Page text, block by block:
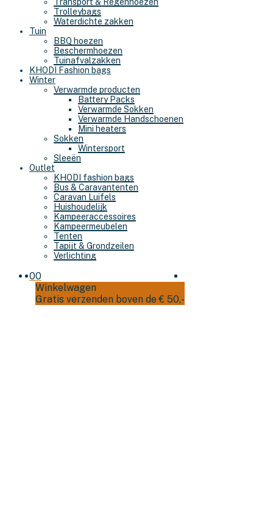
Trolleybags
Waterdichte zakken
Tuin
BBQ hoezen
Beschermhoezen
Tuinafvalzakken
KHODI Fashion bags
Winter
Verwarmde producten
Battery Packs
Verwarmde Sokken
Verwarmde Handschoenen
Mini heaters
Sokken
Wintersport
Sleeën
Outlet
KHODI fashion bags
Bus & Caravantenten
Caravan Luifels
Huishoudelijk
Kampeeraccessoires
Kampeermeubelen
Tenten
Tapijt & Grondzeilen
Verlichting
00
Winkelwagen
Gratis verzenden boven de € 50,-